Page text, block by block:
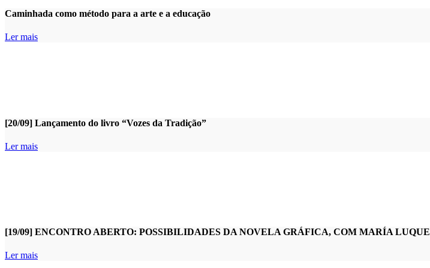
Caminhada como método para a arte e a educação
Ler mais
[20/09] Lançamento do livro “Vozes da Tradição”
Ler mais
[19/09] ENCONTRO ABERTO: POSSIBILIDADES DA NOVELA GRÁFICA, COM MARÍA LUQUE
Ler mais